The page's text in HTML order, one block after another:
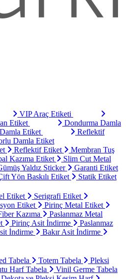
VIP Araç Etiketi
Etiket
Dondurma Damla
Etiket
Reflektif
Damla Etiket
Reflektif Etiket
Membran Tuş
Kazıma Etiket
Slim Cut Metal
Yaldız Sticker
Garanti Etiket
Yön Baskılı Etiket Statik Etiket
Etiket
Serigrafi Etiket
Etiket
Pirinç Metal Etiket
Kazıma
Paslanmaz Metal
Pirinç Asit İndirme
Paslanmaz
İndirme
Bakır Asit İndirme
Tabela Totem Tabela
Pleksi
Harf Tabela
Vinil Germe Tabela